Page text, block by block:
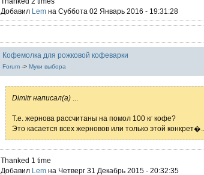
Добавил Lem на Суббота 02 Январь 2016 - 19:31:28
Кофемолка для рожковой кофеварки
Forum -> Муки выбора
Dimitr написал(а)
Т.е. жернова рассчитаны на помол 100 кг кофе?
Это касается всех жерновов или только этой конкрет�...
Thanked 1 time
Добавил Lem на Четверг 31 Декабрь 2015 - 20:32:35